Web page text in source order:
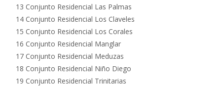
13 Conjunto Residencial Las Palmas
14 Conjunto Residencial Los Claveles
15 Conjunto Residencial Los Corales
16 Conjunto Residencial Manglar
17 Conjunto Residencial Meduzas
18 Conjunto Residencial Niño Diego
19 Conjunto Residencial Trinitarias